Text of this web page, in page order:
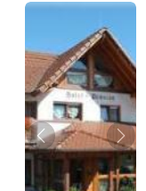
Zurück